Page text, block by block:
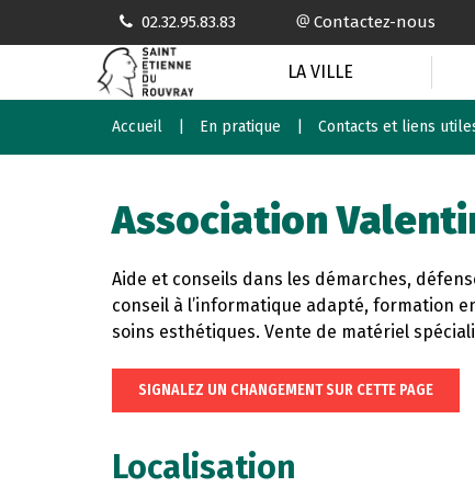
02.32.95.83.83 Contactez-nous
LA VILLE
Accueil En pratique Contacts et liens
Association
Aide et conseils dans les démarches,
conseil à l’informatique adapté, formation
soins esthétiques. Vente de matériel
SIGNALEZ UN CHANGEMENT SUR CETTE PAGE
Localisation